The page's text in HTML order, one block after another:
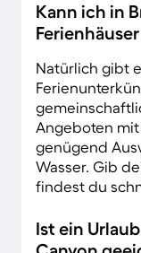
Kann ich in
Natürlich gibt
Angeboten mit
genügend
Wasser. Gib
findest du
Ist ein